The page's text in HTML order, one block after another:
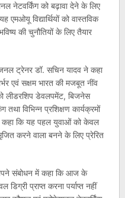
नेटवर्किंग को बढ़ावा देने के लिए
एमओयू विद्यार्थियों को वास्तविक
की चुनौतियों के लिए तैयार
ट्रेनर डॉ. सचिन यादव ने कहा
एवं सक्षम भारत की मजबूत नींव
को लीडरशिप डेवलपमेंट, बिजनेस
विभिन्न प्रशिक्षण कार्यक्रमों
कहा कि यह पहल युवाओं को केवल
करने वाला बनने के लिए प्रेरित
संबोधन में कहा कि आज के
डिग्री प्राप्त करना पर्याप्त नहीं